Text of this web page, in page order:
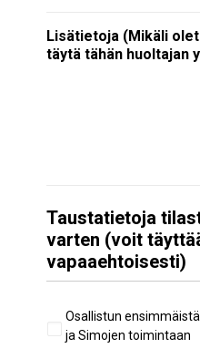
Lisätietoja (Mikäli
täytä tähän huoltajan
Taustatietoja
varten (voit
vapaaehtoisesti)
Aiempi
osallistuminen
Osallistun
ja Simojen toimintaan